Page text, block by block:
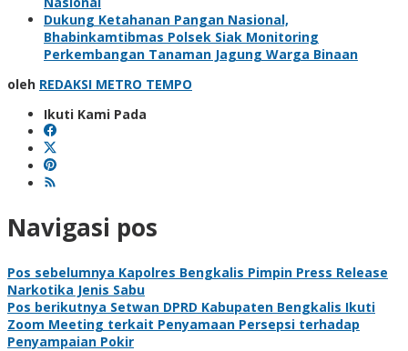
Dukung Ketahanan Pangan Nasional,
Bhabinkamtibmas Polsek Siak Monitoring
Perkembangan Tanaman Jagung Warga Binaan
oleh REDAKSI METRO TEMPO
Ikuti Kami Pada
Navigasi pos
Pos sebelumnya Kapolres Bengkalis Pimpin Press Release
Narkotika Jenis Sabu
Pos berikutnya Setwan DPRD Kabupaten Bengkalis Ikuti
Zoom Meeting terkait Penyamaan Persepsi terhadap
Penyampaian Pokir